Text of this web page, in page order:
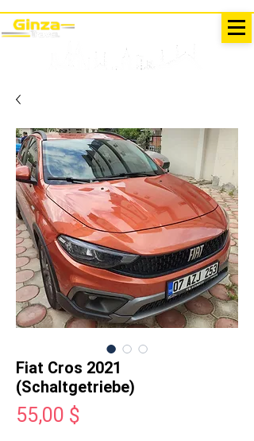
Fiat Cros 2021
(Schaltgetriebe)
55,00 $